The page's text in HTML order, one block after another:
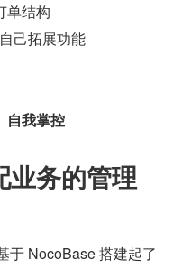
单结构
己拓展功能
自我掌控
业务的管理
于 NocoBase 搭建起了